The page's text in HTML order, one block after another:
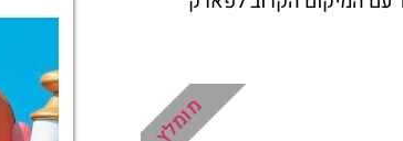
מומלץ